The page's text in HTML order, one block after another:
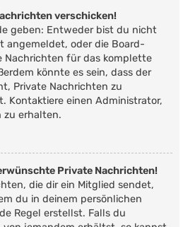
verschicken!
geben: Entweder bist du nicht
angemeldet, oder die Board-
Nachrichten für das komplette
könnte es sein, dass der
Private Nachrichten zu
Kontaktiere einen Administrator,
zu erhalten.
Private Nachrichten!
die dir ein Mitglied sendet,
du in deinem persönlichen
Regel erstellst. Falls du